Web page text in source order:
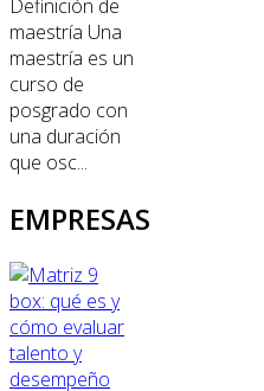
Definición de
maestría Una
maestría es un
curso de
posgrado con
una duración
que osc...
EMPRESAS